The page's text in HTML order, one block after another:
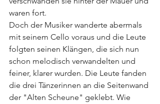
waren fort.
Doch der Musiker wanderte abermals
mit seinem Cello voraus und die Leute
folgten seinen Klängen, die sich nun
schon melodisch verwandelten und
feiner, klarer wurden. Die Leute fanden
die drei Tänzerinnen an die Seitenwand
der "Alten Scheune" geklebt. Wie